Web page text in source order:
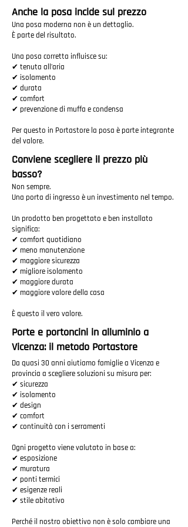
Anche la posa incide sul prezzo
Una posa moderna non è un dettaglio.
È parte del risultato.
Una posa corretta influisce su:
✔ tenuta all’aria
✔ isolamento
✔ durata
✔ comfort
✔ prevenzione di muffa e condensa
Per questo in Portastore la posa è parte integrante
del valore.
Conviene scegliere il prezzo più
basso?
Non sempre.
Una porta di ingresso è un investimento nel tempo.
Un prodotto ben progettato e ben installato
significa:
✔ comfort quotidiano
✔ meno manutenzione
✔ maggiore sicurezza
✔ migliore isolamento
✔ maggiore durata
✔ maggiore valore della casa
È questo il vero valore.
Porte e portoncini in alluminio a
Vicenza: il metodo Portastore
Da quasi 30 anni aiutiamo famiglie a Vicenza e
provincia a scegliere soluzioni su misura per:
✔ sicurezza
✔ isolamento
✔ design
✔ comfort
✔ continuità con i serramenti
Ogni progetto viene valutato in base a:
✔ esposizione
✔ muratura
✔ ponti termici
✔ esigenze reali
✔ stile abitativo
Perché il nostro obiettivo non è solo cambiare una